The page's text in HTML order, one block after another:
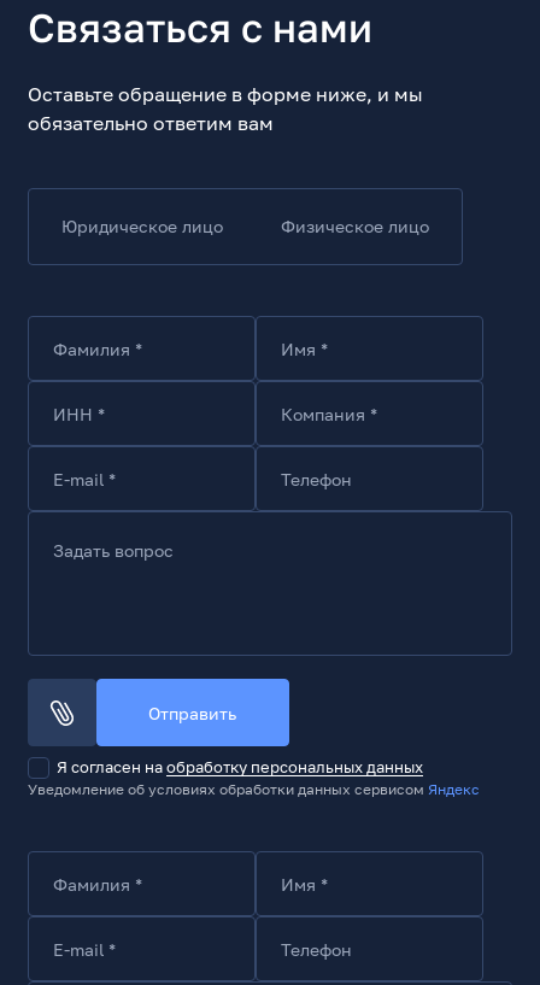
Связаться с нами
Оставьте обращение в форме ниже, и мы
обязательно ответим вам
Юридическое лицо Физическое лицо
Фамилия * Имя *
ИНН * Компания *
E-mail * Телефон
Задать вопрос
Отправить
Я согласен наобработку персональных данных
Уведомление об условиях обработки данных сервисомЯндекс
Фамилия * Имя *
E-mail * Телефон